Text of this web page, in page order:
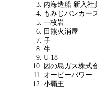
内海造船 新入社
もみじバンカー
一枚岩
田熊火消屋
子
牛
U-18
因の島ガス株式
オービーパワー
小覇王